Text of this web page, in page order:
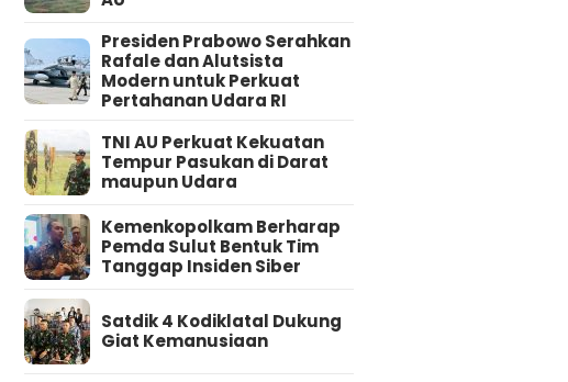
Presiden Prabowo Serahkan
Rafale dan Alutsista
Modern untuk Perkuat
Pertahanan Udara RI
TNI AU Perkuat Kekuatan
Tempur Pasukan di Darat
maupun Udara
Kemenkopolkam Berharap
Pemda Sulut Bentuk Tim
Tanggap Insiden Siber
Satdik 4 Kodiklatal Dukung
Giat Kemanusiaan